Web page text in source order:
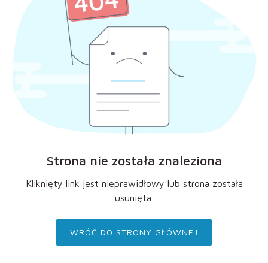
Strona nie została znaleziona
Kliknięty link jest nieprawidłowy lub strona została
usunięta.
WRÓĆ DO STRONY GŁÓWNEJ